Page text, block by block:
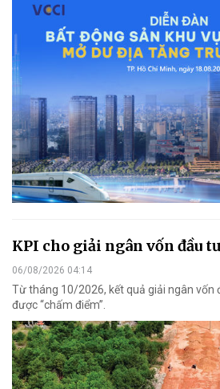
KPI cho giải ngân vốn đầu
06/08/2026 04:14
Từ tháng 10/2026, kết quả giải ngân vốn
được “chấm điểm”.